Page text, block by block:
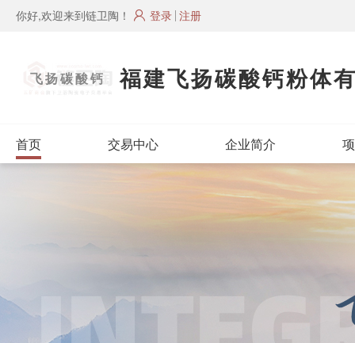
你好,欢迎来到链卫陶！ 登录 注册
飞扬碳酸钙 福建飞扬碳酸钙粉体
首页 交易中心 企业简介